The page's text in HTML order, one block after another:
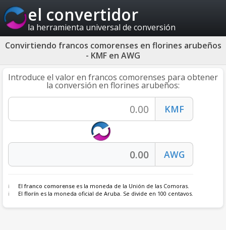
el convertidor
la herramienta universal de conversión
Convirtiendo francos comorenses en florines arubeños
- KMF en AWG
Introduce el valor en francos comorenses para obtener
la conversión en florines arubeños:
Elfranco comorense es la moneda de la Unión de las Comoras.
El florín es la moneda oficial de Aruba. Se divide en 100 centavos.